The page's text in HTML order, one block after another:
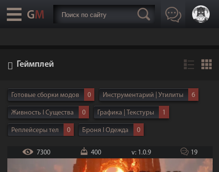
Геймплей
Готовые сборки модов 0 Инструментарий | Утилиты 6
Живность I Существа 0 Графика | Текстуры 1
Реплейсеры тел 0 Броня I Одежда 0
Дома I Локации Расы | NPC Интерфейс
Геймплей 6 Оружие 0
7300 400 v: 1.0.9 19